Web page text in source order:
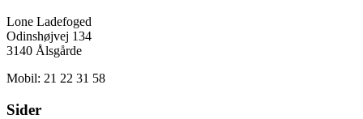
Lone Ladefoged
Odinshøjvej 134
3140 Ålsgårde
Mobil: 21 22 31 58
Sider